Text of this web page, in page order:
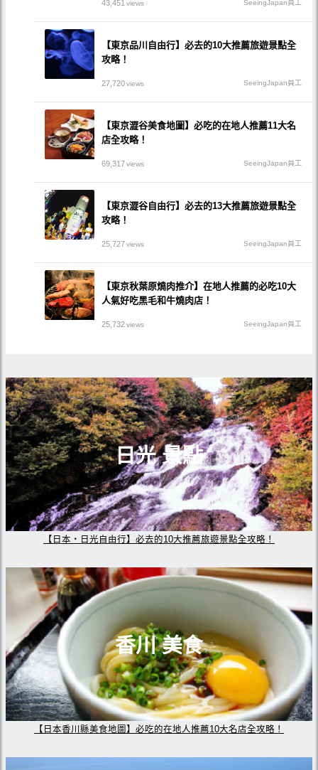
43,451views SeeingJapan員工
【東京品川自由行】必去的10大推薦旅遊景點全
攻略！
27,720views SeeingJapan員工
【東京澀谷美食地圖】必吃的在地人推薦11大名
店全攻略！
69,317views SeeingJapan員工
【東京澀谷自由行】必去的13大推薦旅遊景點全
攻略！
25,727views SeeingJapan員工
【東京秋葉原燒肉推介】在地人推薦的必吃10大
人氣好吃黑毛和牛燒肉店！
25,732views SeeingJapan員工
日光 景點
【日本・日光自由行】必去的10大推薦旅遊景點全攻略！
香川 美食
【日本香川縣美食地圖】必吃的在地人推薦10大名店全攻略！